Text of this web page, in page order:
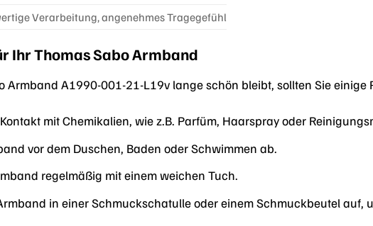
Verarbeitung, angenehmes Tragegefühl
Ihr Thomas Sabo Armband
Armband A1990-001-21-L19v lange schön bleibt, sollten Sie einige
mit Chemikalien, wie z.B. Parfüm, Haarspray oder
vor dem Duschen, Baden oder Schwimmen ab.
regelmäßig mit einem weichen Tuch.
in einer Schmuckschatulle oder einem Schmuckbeutel auf,